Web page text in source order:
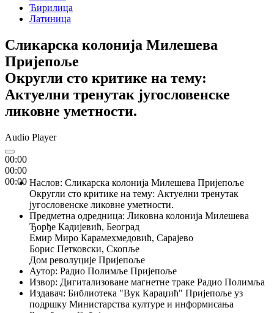
Ћирилица
Латиница
Сликарска колонија Милешева
Пријепоље
Округли сто критике на тему:
Актуелни тренутак југословенске
ликовне уметности.
Audio Player
00:00
00:00
00:00 Наслов: Сликарска колонија Милешева Пријепоље
Округли сто критике на тему: Актуелни тренутак
југословенске ликовне уметности.
Предметна одредница: Ликовна колонија Милешева
Ђорђе Кадијевић, Београд
Емир Миро Карамехмедовић, Сарајево
Борис Петковски, Скопље
Дом револуције Пријепоље
Аутор: Радио Полимље Пријепоље
Извор: Дигитализоване магнетне траке Радио Полимља
Издавач: Библиотека "Вук Караџић" Пријепоље уз
подршку Министарства културе и информисања